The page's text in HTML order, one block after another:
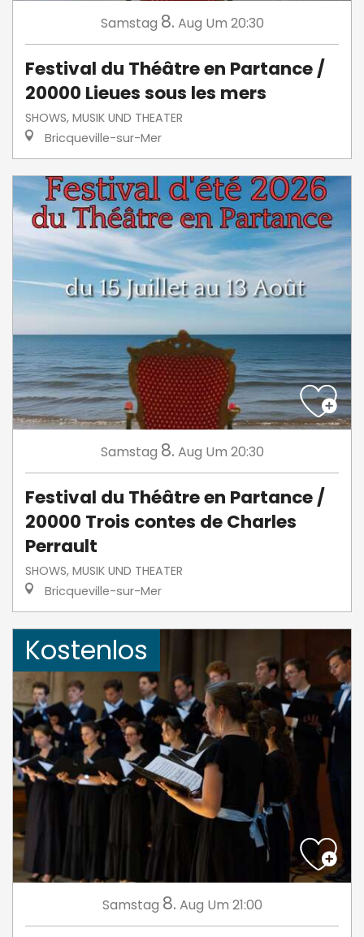
Samstag 8. Aug Um 20:30
Festival du Théâtre en Partance /
20000 Lieues sous les mers
SHOWS, MUSIK UND THEATER
Bricqueville-sur-Mer
Samstag 8. Aug Um 20:30
Festival du Théâtre en Partance /
20000 Trois contes de Charles
Perrault
SHOWS, MUSIK UND THEATER
Bricqueville-sur-Mer
Kostenlos
Samstag 8. Aug Um 21:00